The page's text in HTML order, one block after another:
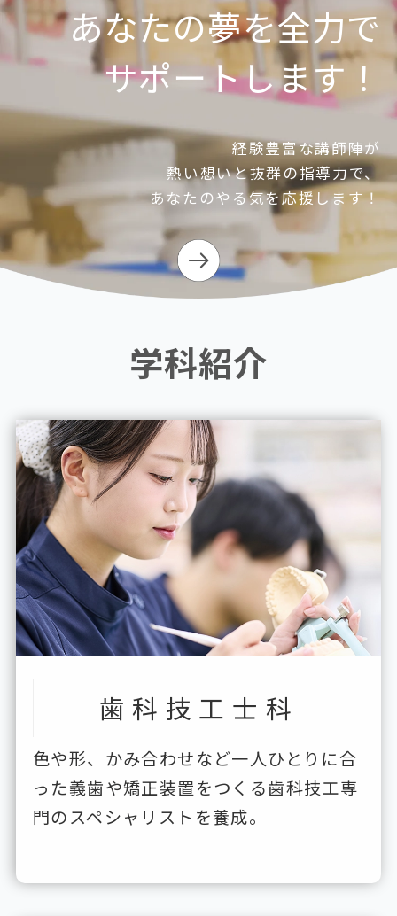
あなたの夢を全力で
サポートします！
経験豊富な講師陣が
熱い想いと抜群の指導力で、
あなたのやる気を応援します！
学科紹介
歯科技工士科
色や形、かみ合わせなど一人ひとりに合
った義歯や矯正装置をつくる歯科技工専
門のスペシャリストを養成。